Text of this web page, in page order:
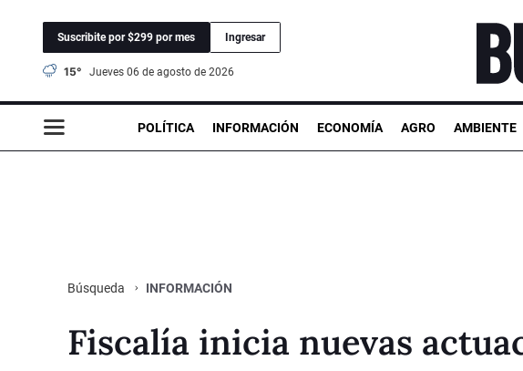
Suscribite por $299 por mes Ingresar
15° jueves 06 de agosto de 2026
POLÍTICA INFORMACIÓN ECONOMÍA AGRO AMBIENTE
Búsqueda INFORMACIÓN
Fiscalía inicia nuevas